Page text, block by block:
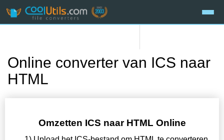
Online converter van ICS naar
HTML
Omzetten ICS naar HTML Online